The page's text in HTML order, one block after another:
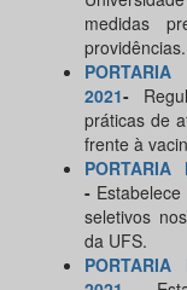
medidas
providências.
2021-
práticas de
frente à
-
seletivos
da UFS.